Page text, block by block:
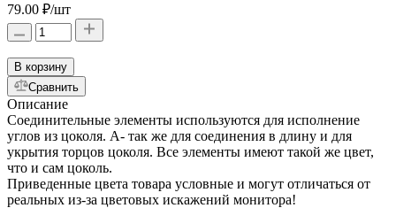
79.00 ₽/шт
В корзину
Сравнить
Описание
Соединительные элементы используются для исполнение
углов из цоколя. А- так же для соединения в длину и для
укрытия торцов цоколя. Все элементы имеют такой же цвет,
что и сам цоколь.
Приведенные цвета товара условные и могут отличаться от
реальных из-за цветовых искажений монитора!